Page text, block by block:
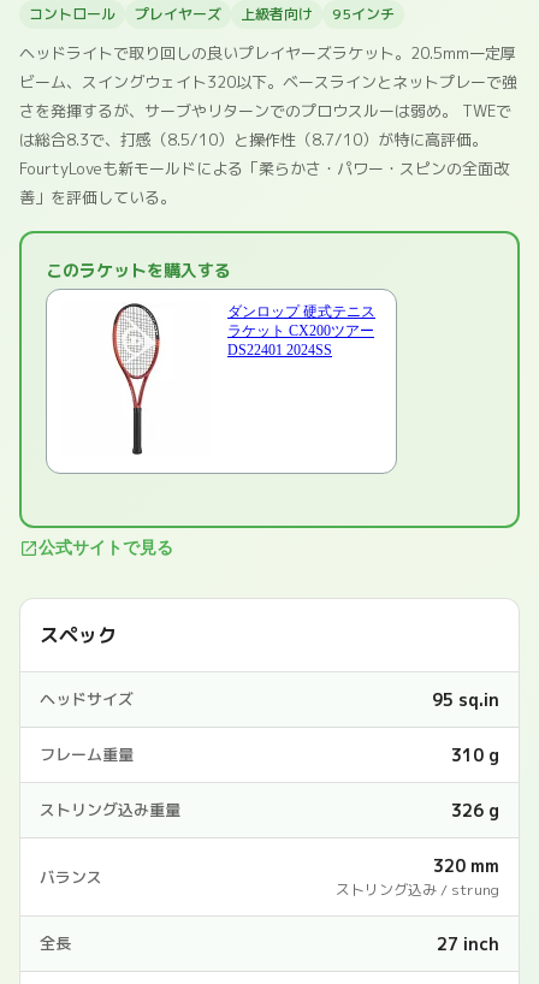
コントロール プレイヤーズ 上級者向け 95インチ
ヘッドライトで取り回しの良いプレイヤーズラケット。20.5mm一定厚
ビーム、スイングウェイト320以下。ベースラインとネットプレーで強
さを発揮するが、サーブやリターンでのプロウスルーは弱め。 TWEで
は総合8.3で、打感（8.5/10）と操作性（8.7/10）が特に高評価。
FourtyLoveも新モールドによる「柔らかさ・パワー・スピンの全面改
善」を評価している。
このラケットを購入する
ダンロップ 硬式テニス
ラケット CX200ツアー
DS22401 2024SS
公式サイトで見る
スペック
ヘッドサイズ 95 sq.in
フレーム重量 310 g
ストリング込み重量 326 g
バランス 320 mm
ストリング込み / strung
全長 27 inch